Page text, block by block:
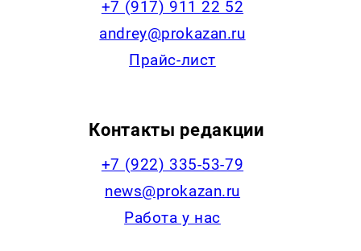
+7 (917) 911 22 52
andrey@prokazan.ru
Прайс-лист
Контакты редакции
+7 (922) 335-53-79
news@prokazan.ru
Работа у нас